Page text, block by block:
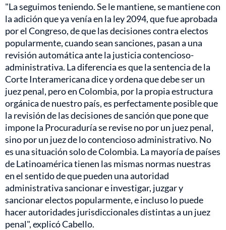
"La seguimos teniendo. Se le mantiene, se mantiene con
la adición que ya venía en la ley 2094, que fue aprobada
por el Congreso, de que las decisiones contra electos
popularmente, cuando sean sanciones, pasan a una
revisión automática ante la justicia contencioso-
administrativa. La diferencia es que la sentencia de la
Corte Interamericana dice y ordena que debe ser un
juez penal, pero en Colombia, por la propia estructura
orgánica de nuestro país, es perfectamente posible que
la revisión de las decisiones de sanción que pone que
impone la Procuraduría se revise no por un juez penal,
sino por un juez de lo contencioso administrativo. No
es una situación solo de Colombia. La mayoría de países
de Latinoamérica tienen las mismas normas nuestras
en el sentido de que pueden una autoridad
administrativa sancionar e investigar, juzgar y
sancionar electos popularmente, e incluso lo puede
hacer autoridades jurisdiccionales distintas a un juez
penal", explicó Cabello.